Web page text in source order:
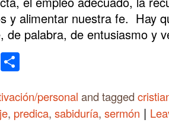
y alimentar nuestra fe. Hay
de palabra, de entusiasmo y
Email
personal and tagged
, predica, sabiduría, sermón |